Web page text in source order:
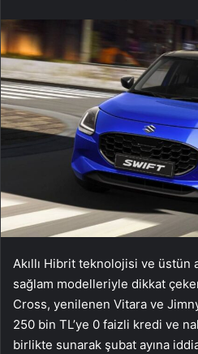
Akıllı Hibrit teknolojisi ve
sağlam modelleriyle dikkat
Cross, yenilenen Vitara ve
250 bin TL’ye 0 faizli kredi ve
birlikte sunarak şubat ayına